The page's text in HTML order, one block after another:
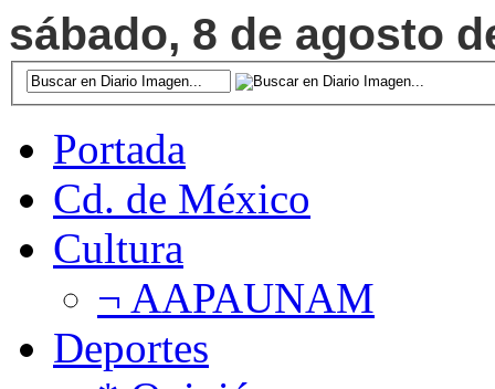
sábado, 8 de agosto
Portada
Cd. de México
Cultura
¬ AAPAUNAM
Deportes